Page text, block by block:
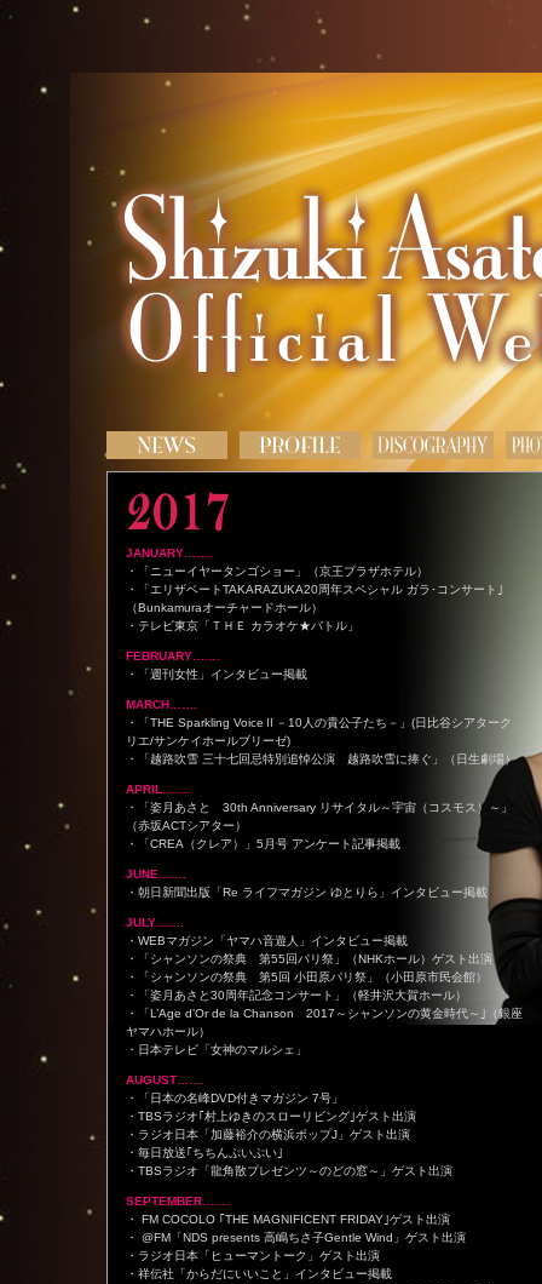
JANUARY…….
・「ニューイヤータンゴショー」（京王プラザホテル）
・「エリザベートTAKARAZUKA20周年スペシャル ガラ･コンサート｣
（Bunkamuraオーチャードホール）
・テレビ東京「ＴＨＥ カラオケ★バトル」
FEBRUARY…….
・「週刊女性」インタビュー掲載
MARCH…….
・「THE Sparkling VoiceⅡ－10人の貴公子たち－」(日比谷シアターク
リエ/サンケイホールブリーゼ)
・「越路吹雪 三十七回忌特別追悼公演 越路吹雪に捧ぐ」（日生劇場）
APRIL…….
・「姿月あさと 30th Anniversary リサイタル～宇宙（コスモス）～」
（赤坂ACTシアター）
・「CREA（クレア）」5月号 アンケート記事掲載
JUNE…….
・朝日新聞出版「Re ライフマガジン ゆとりら」インタビュー掲載
JULY…….
・WEBマガジン「ヤマハ音遊人」インタビュー掲載
・「シャンソンの祭典 第55回パリ祭」（NHKホール）ゲスト出演
・「シャンソンの祭典 第5回 小田原パリ祭」（小田原市民会館）
・「姿月あさと30周年記念コンサート」（軽井沢大賀ホール）
・「L’Age d’Or de la Chanson 2017～シャンソンの黄金時代～｣（銀座
ヤマハホール）
・日本テレビ「女神のマルシェ」
AUGUST…….
・「日本の名峰DVD付きマガジン 7号」
・TBSラジオ｢村上ゆきのスローリビング｣ゲスト出演
・ラジオ日本「加藤裕介の横浜ポップJ」ゲスト出演
・毎日放送｢ちちんぷいぷい｣
・TBSラジオ「龍角散プレゼンツ～のどの窓～」ゲスト出演
SEPTEMBER…….
・ FM COCOLO ｢THE MAGNIFICENT FRIDAY｣ゲスト出演
・ @FM「NDS presents 高嶋ちさ子Gentle Wind」ゲスト出演
・ラジオ日本「ヒューマントーク」ゲスト出演
・祥伝社「からだにいいこと」インタビュー掲載